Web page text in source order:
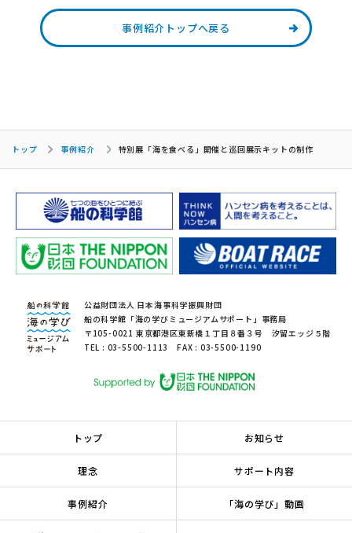
事例紹介トップへ戻る
トップ 事例紹介 特別展「海を食べる」開催と巡回展示キットの制作
公益財団法人 日本海事科学振興財団
船の科学館「海の学びミュージアムサポート」事務局
〒105-0021 東京都港区東新橋１丁目８番３号 汐留エッジ５階
TEL : 03-5500-1113 FAX : 03-5500-1190
トップ お知らせ
理念 サポート内容
事例紹介 「海の学び」動画